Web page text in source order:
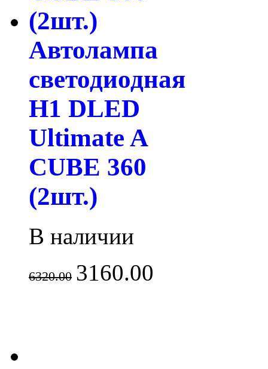
Автолампа
светодиодная
H1 DLED
Ultimate A
CUBE 360
(2шт.)
В наличии
6320.00 3160.00